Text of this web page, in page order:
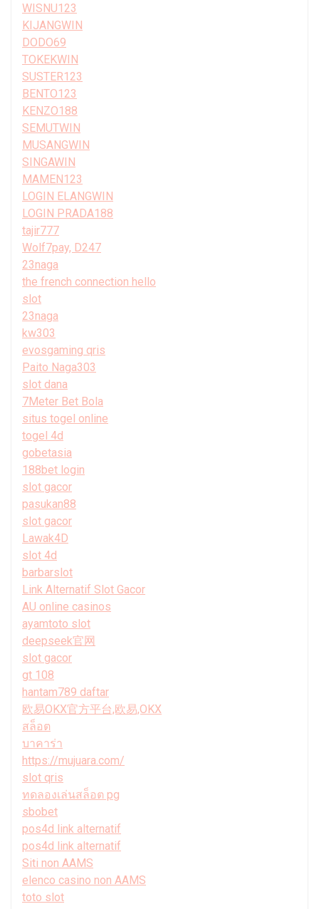
WISNU123
KIJANGWIN
DODO69
TOKEKWIN
SUSTER123
BENTO123
KENZO188
SEMUTWIN
MUSANGWIN
SINGAWIN
MAMEN123
LOGIN ELANGWIN
LOGIN PRADA188
tajir777
Wolf7pay, D247
23naga
the french connection hello
slot
23naga
kw303
evosgaming qris
Paito Naga303
slot dana
7Meter Bet Bola
situs togel online
togel 4d
gobetasia
188bet login
slot gacor
pasukan88
slot gacor
Lawak4D
slot 4d
barbarslot
Link Alternatif Slot Gacor
AU online casinos
ayamtoto slot
deepseek官网
slot gacor
gt 108
hantam789 daftar
欧易OKX官方平台,欧易,OKX
สล็อต
บาคาร่า
https://mujuara.com/
slot qris
ทดลองเล่นสล็อต pg
sbobet
pos4d link alternatif
pos4d link alternatif
Siti non AAMS
elenco casino non AAMS
toto slot